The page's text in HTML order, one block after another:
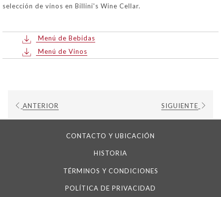
selección de vinos en Billini's Wine Cellar.
Menú de Bebidas
Menú de Vinos
ANTERIOR SIGUIENTE
CONTACTO Y UBICACIÓN
HISTORIA
TÉRMINOS Y CONDICIONES
POLÍTICA DE PRIVACIDAD